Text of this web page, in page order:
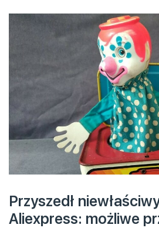
Przyszedł
Aliexpress: możliwe